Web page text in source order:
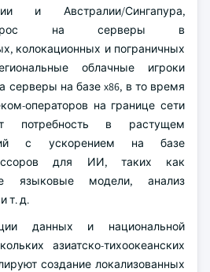
и Австралии/Сингапура,
спрос на серверы в
колокационных и пограничных
облачные игроки
серверы на базе x86, в то время
операторов на границе сети
потребность в растущем
с ускорением на базе
для ИИ, таких как
языковые модели, анализ
т. д.
данных и национальной
азиатско-тихоокеанских
создание локализованных